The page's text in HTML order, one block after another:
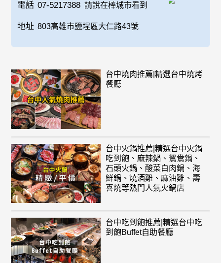
電話 07-5217388 請說在棒城市看到
地址 803高雄市鹽埕區大仁路43號
台中燒肉推薦|精選台中燒烤
餐廳
台中火鍋推薦|精選台中火鍋
吃到飽、麻辣鍋、鴛鴦鍋、
石頭火鍋、酸菜白肉鍋、海
鮮鍋、燒酒雞、麻油雞、壽
喜燒等熱門人氣火鍋店
台中吃到飽推薦|精選台中吃
到飽Buffet自助餐廳